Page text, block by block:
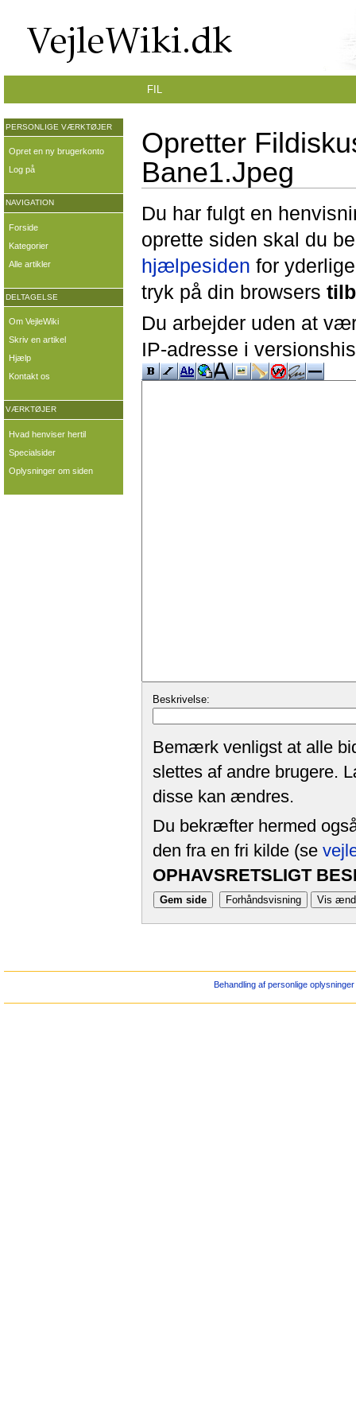
Opretter
Bane1.Jpeg
Du har fulgt en
oprette siden skal du
hjælpesiden for
tryk på din browsers
Du arbejder uden at
IP-adresse i
Beskrivelse:
Bemærk venligst at alle
slettes af andre brugere.
disse kan ændres.
Du bekræfter hermed
den fra en fri kilde (se
OPHAVSRETSLIGT
FIL
PERSONLIGE VÆRKTØJER
Opret en ny brugerkonto
Log på
NAVIGATION
Forside
Kategorier
Alle artikler
DELTAGELSE
Om VejleWiki
Skriv en artikel
Hjælp
Kontakt os
VÆRKTØJER
Hvad henviser hertil
Specialsider
Oplysninger om siden
Behandling af personlige oplysninger